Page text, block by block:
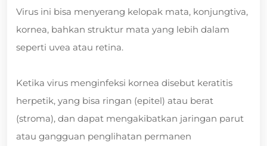
Virus ini bisa menyerang kelopak mata, konjungtiva,
kornea, bahkan struktur mata yang lebih dalam
seperti uvea atau retina.
Ketika virus menginfeksi kornea disebut keratitis
herpetik, yang bisa ringan (epitel) atau berat
(stroma), dan dapat mengakibatkan jaringan parut
atau gangguan penglihatan permanen